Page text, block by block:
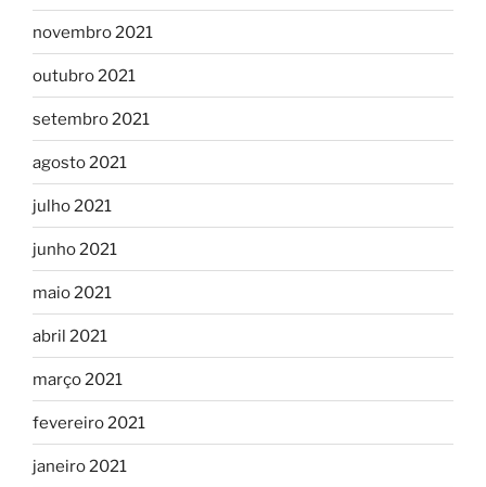
novembro 2021
outubro 2021
setembro 2021
agosto 2021
julho 2021
junho 2021
maio 2021
abril 2021
março 2021
fevereiro 2021
janeiro 2021